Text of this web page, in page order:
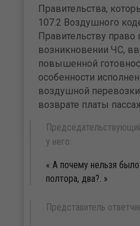
Правительства,
107.2 Воздушного
Правительству право
возникновении ЧС,
повышенной
особенности
воздушной
возврате платы
у него:
А почему нельзя было
полтора, два?.
Представитель